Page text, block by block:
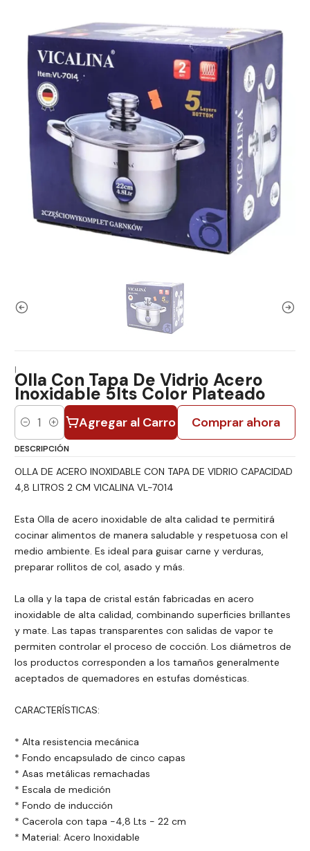
|Olla Con Tapa De Vidrio Acero
Inoxidable 5lts Color Plateado
Cantidad Agregar al Carro Comprar ahora
DESCRIPCIÓN
OLLA DE ACERO INOXIDABLE CON TAPA DE VIDRIO CAPACIDAD
4,8 LITROS 2 CM VICALINA VL-7014
Esta Olla de acero inoxidable de alta calidad te permitirá
cocinar alimentos de manera saludable y respetuosa con el
medio ambiente. Es ideal para guisar carne y verduras,
preparar rollitos de col, asado y más.
La olla y la tapa de cristal están fabricadas en acero
inoxidable de alta calidad, combinando superficies brillantes
y mate. Las tapas transparentes con salidas de vapor te
permiten controlar el proceso de cocción. Los diámetros de
los productos corresponden a los tamaños generalmente
aceptados de quemadores en estufas domésticas.
CARACTERÍSTICAS:
* Alta resistencia mecánica
* Fondo encapsulado de cinco capas
* Asas metálicas remachadas
* Escala de medición
* Fondo de inducción
* Cacerola con tapa -4,8 Lts - 22 cm
* Material: Acero Inoxidable